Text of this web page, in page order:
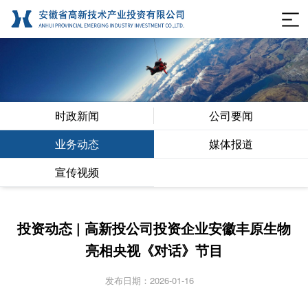
时政新闻
公司要闻
业务动态
媒体报道
宣传视频
投资动态 | 高新投公司投资企业安徽丰原生物
亮相央视《对话》节目
发布日期：2026-01-16